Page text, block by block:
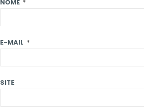
NOME *
E-MAIL *
SITE